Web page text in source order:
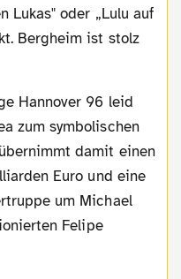
Lukas" oder „Lulu auf
Bergheim ist stolz
zum symbolischen
damit einen
Euro und eine
um Michael
Felipe